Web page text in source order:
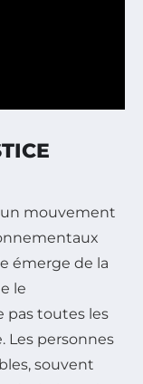
mouvement
émerge de la
le
pas toutes les
Les personnes
souvent